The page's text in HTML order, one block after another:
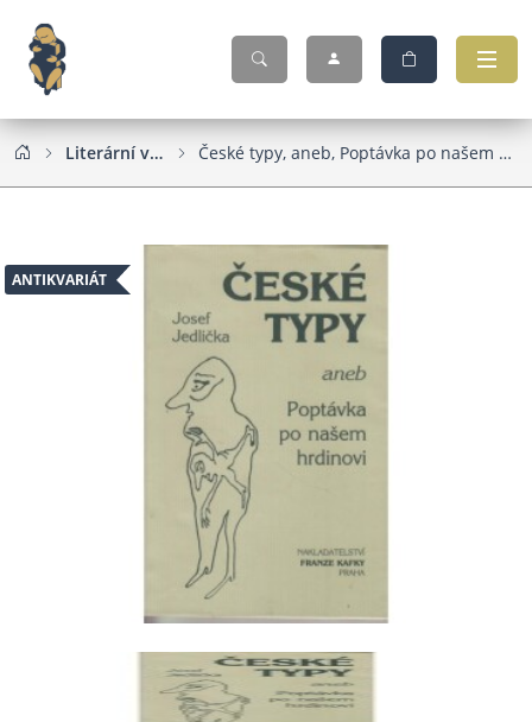
Literární věda České typy, aneb, Poptávka po našem hrdinovi
ANTIKVARIÁT